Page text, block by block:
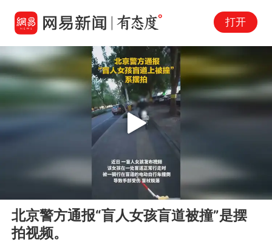
打开
Play
北京警方通报“盲人女孩盲道被撞”是摆
拍视频。